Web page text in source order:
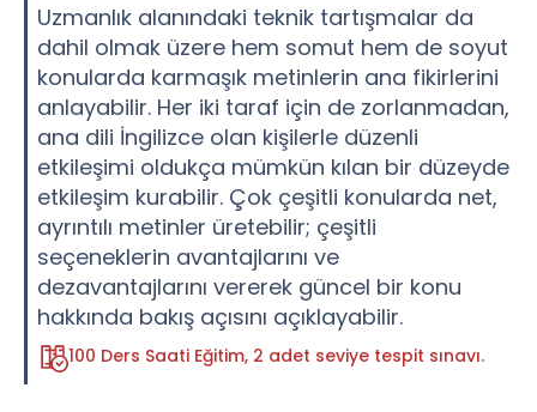
Uzmanlık alanındaki teknik tartışmalar da
dahil olmak üzere hem somut hem de soyut
konularda karmaşık metinlerin ana fikirlerini
anlayabilir. Her iki taraf için de zorlanmadan,
ana dili İngilizce olan kişilerle düzenli
etkileşimi oldukça mümkün kılan bir düzeyde
etkileşim kurabilir. Çok çeşitli konularda net,
ayrıntılı metinler üretebilir; çeşitli
seçeneklerin avantajlarını ve
dezavantajlarını vererek güncel bir konu
hakkında bakış açısını açıklayabilir.
100 Ders Saati Eğitim, 2 adet seviye tespit sınavı.